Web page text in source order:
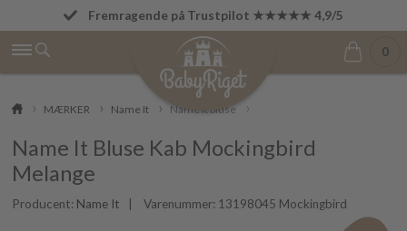
Fri fragt fra 499 kr.
Fremragende på Trustpilot ★★★★★ 4,9/5
0
MÆRKER Name It Name It bluse
Name It Bluse Kab Mockingbird
Melange
Producent: Name It | Varenummer: 13198045 Mockingbird